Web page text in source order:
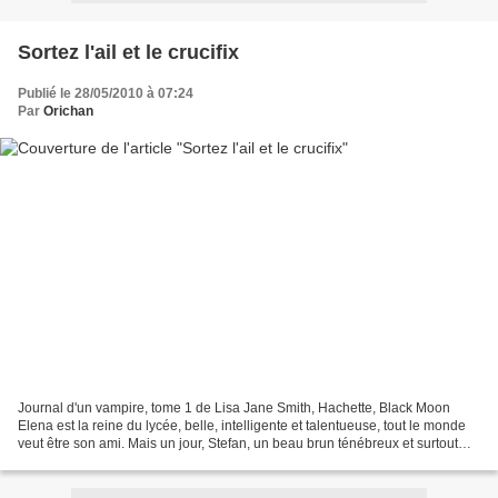
Sortez l'ail et le crucifix
Publié le 28/05/2010 à 07:24
Par Orichan
Journal d'un vampire, tome 1 de Lisa Jane Smith, Hachette, Black Moon
Elena est la reine du lycée, belle, intelligente et talentueuse, tout le monde
veut être son ami. Mais un jour, Stefan, un beau brun ténébreux et surtout